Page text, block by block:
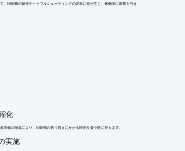
、印刷機の操作やトラブルシューティングの効率に差が生じ、稼働率に影響を与え
化
準備の徹底により、印刷物の切り替えにかかる時間を最小限に抑えます。
実施